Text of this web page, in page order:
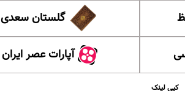
گلستان سعدی
آپارات عصر ایران
کپی لینک